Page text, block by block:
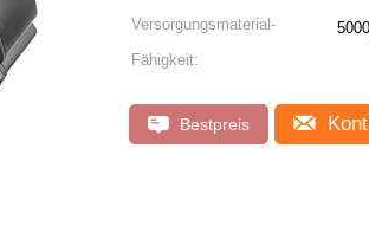
Versorgungsmaterial-
Fähigkeit:
Bestpreis